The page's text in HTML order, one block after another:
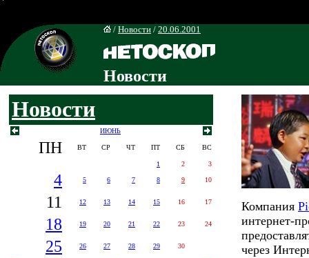
/ Новости / 20.06.2001
Новости
Новости
ИЮНЬ
ПН ВТ СР ЧТ ПТ СБ ВС
1 2 3
4 5 6 7 8 9 10
11 12 13 14 15 16 17
18 19 20 21 22 23 24
25 26 27 28 29 30
Компания
интернет-
через